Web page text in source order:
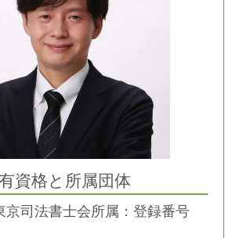
資格と所属団体
京司法書士会所属：登録番号